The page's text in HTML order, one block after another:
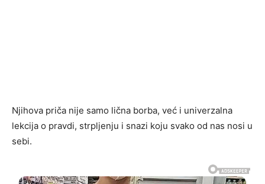
Njihova priča nije samo lična borba, već i univerzalna
lekcija o pravdi, strpljenju i snazi koju svako od nas nosi u
sebi.